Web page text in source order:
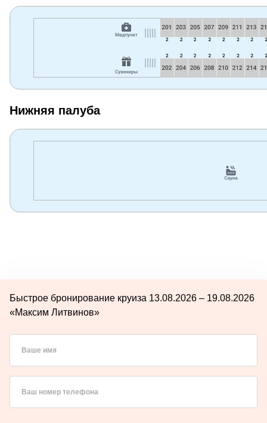
Нижняя палуба
Быстрое бронирование круиза 13.08.2026 – 19.08.2026
«Максим Литвинов»
Ваше имя
Ваш номер телефона